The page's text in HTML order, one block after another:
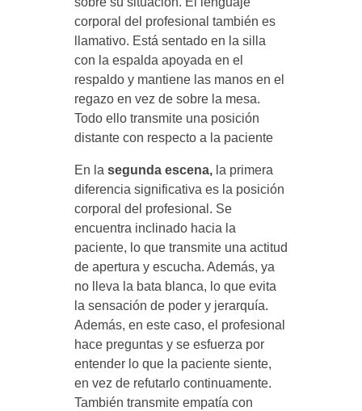
corporal del profesional también es
llamativo. Está sentado en la silla
con la espalda apoyada en el
respaldo y mantiene las manos en el
regazo en vez de sobre la mesa.
Todo ello transmite una posición
distante con respecto a la paciente
En la segunda escena,la primera
diferencia significativa es la posición
corporal del profesional. Se
encuentra inclinado hacia la
paciente, lo que transmite una actitud
de apertura y escucha. Además, ya
no lleva la bata blanca, lo que evita
la sensación de poder y jerarquía.
Además, en este caso, el profesional
hace preguntas y se esfuerza por
entender lo que la paciente siente,
en vez de refutarlo continuamente.
También transmite empatía con